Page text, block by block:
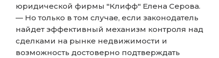
юридической фирмы "Клифф" Елена Серова.
— Но только в том случае, если законодатель
найдет эффективный механизм контроля над
сделками на рынке недвижимости и
возможность достоверно подтверждать